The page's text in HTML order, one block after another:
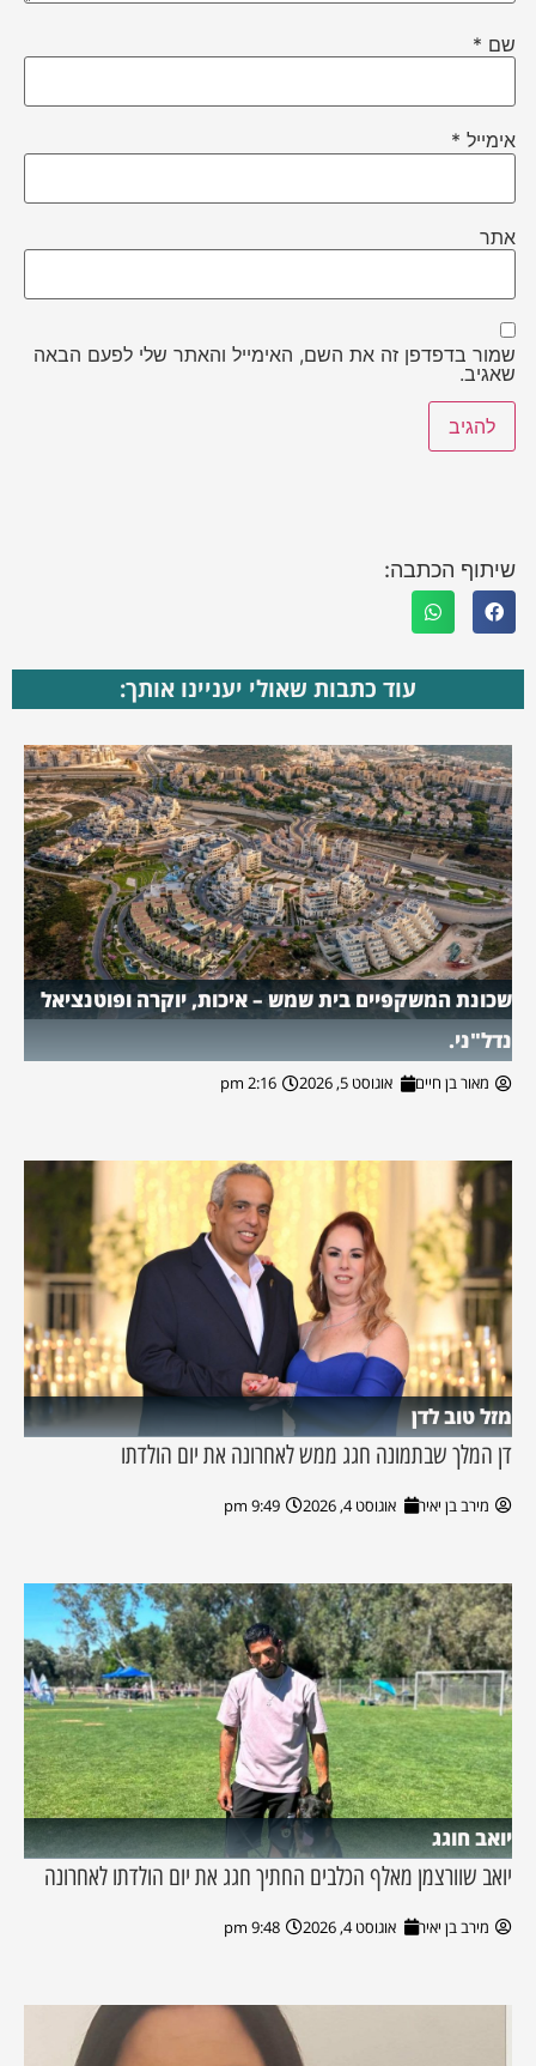
שם *
אימייל *
אתר
שמור בדפדפן זה את השם, האימייל והאתר שלי לפעם הבאה
שאגיב.
שיתוף הכתבה:
עוד כתבות שאולי יעניינו אותך:
שכונת המשקפיים בית שמש – איכות, יוקרה ופוטנציאל
נדל"ני.
מאור בן חיים אוגוסט 5, 2026 2:16 pm
מזל טוב לדן
דן המלך שבתמונה חגג ממש לאחרונה את יום הולדתו
מירב בן יאיר אוגוסט 4, 2026 9:49 pm
יואב חוגג
יואב שוורצמן מאלף הכלבים החתיך חגג את יום הולדתו לאחרונה
מירב בן יאיר אוגוסט 4, 2026 9:48 pm